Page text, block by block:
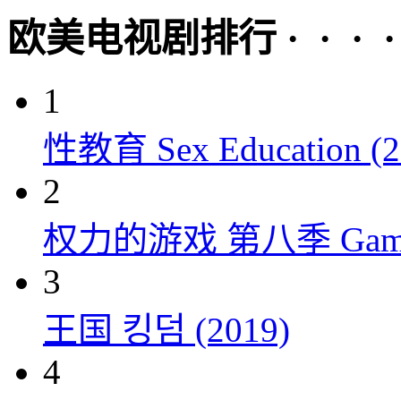
欧美电视剧排行 · · ·
1
性教育 Sex Education
2
权力的游戏 第八季
3
王国 킹덤 (2019)
4